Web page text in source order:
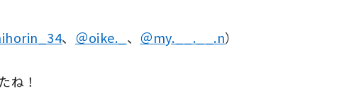
、 ＠oike._ 、 ＠my.__.__.n）
ね！